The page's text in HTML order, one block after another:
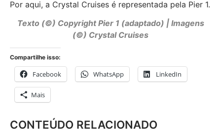
Por aqui, a Crystal Cruises é representada pela Pier 1.
Texto (©) Copyright Pier 1 (adaptado) | Imagens
(©) Crystal Cruises
Compartilhe isso:
Facebook WhatsApp LinkedIn
Mais
CONTEÚDO RELACIONADO